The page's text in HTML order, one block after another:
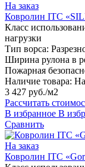
На заказ
Ковролин ITC
Класс
нагрузки
Тип ворса:
Ширина рулона в
Пожарная
Наличие товара: На
3 427 руб./м2
Рассчитать
В избранное В
Сравнить
На заказ
Ковролин ITC